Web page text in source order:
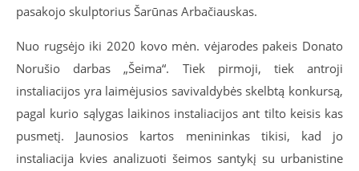
pasakojo skulptorius Šarūnas Arbačiauskas.
Nuo rugsėjo iki 2020 kovo mėn. vėjarodes pakeis Donato
Norušio darbas „Šeima“. Tiek pirmoji, tiek antroji
instaliacijos yra laimėjusios savivaldybės skelbtą konkursą,
pagal kurio sąlygas laikinos instaliacijos ant tilto keisis kas
pusmetį. Jaunosios kartos menininkas tikisi, kad jo
instaliacija kvies analizuoti šeimos santykį su urbanistine